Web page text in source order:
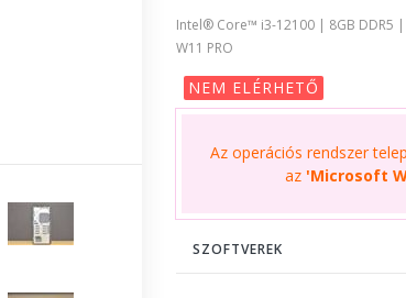
Intel® Core™ i3-12100 | 8GB DDR5
W11 PRO
NEM ELÉRHETŐ
Az operációs rendszer
az 'Microsoft
SZOFTVEREK